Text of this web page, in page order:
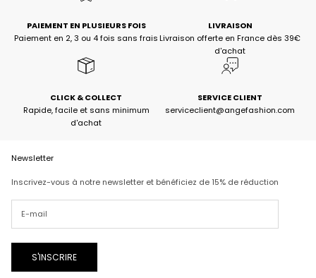
PAIEMENT EN PLUSIEURS FOIS
Paiement en 2, 3 ou 4 fois sans frais
LIVRAISON
Livraison offerte en France dès 39€
d'achat
CLICK & COLLECT
Rapide, facile et sans minimum
d'achat
SERVICE CLIENT
serviceclient@angefashion.com
Newsletter
Inscrivez-vous à notre newsletter et bénéficiez de 15% de réduction
S'INSCRIRE